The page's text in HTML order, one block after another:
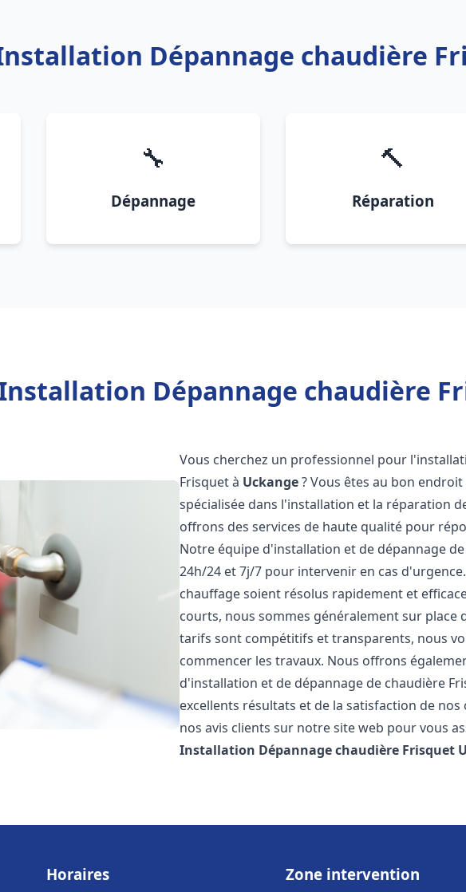
Dépannage chaudière
🔧
Dépannage
🔨
Réparation
Dépannage chaudière
Vous cherchez un professionnel pour
Frisquet à Uckange? Vous êtes au bon
spécialisée dans l'installation et la réparation
offrons des services de haute qualité pour
Notre équipe d'installation et de dépannage
24h/24 et 7j/7 pour intervenir en cas
chauffage soient résolus rapidement et
courts, nous sommes généralement sur place
tarifs sont compétitifs et transparents, nous
commencer les travaux. Nous offrons
d'installation et de dépannage de chaudière
excellents résultats et de la satisfaction de nos
nos avis clients sur notre site web pour vous
Installation Dépannage chaudière Frisquet
Horaires Zone intervention